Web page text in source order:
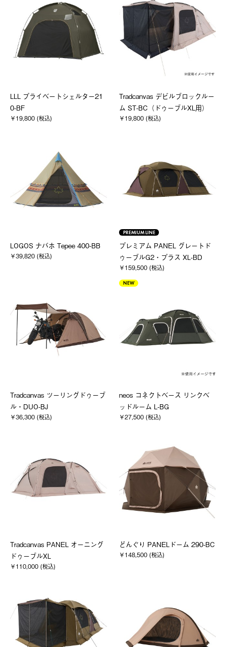
LLL プライベートシェルター21
0-BF
￥19,800 (税込)
Tradcanvas デビルブロックルー
ム ST-BC（ドゥーブルXL用）
￥19,800 (税込)
LOGOS ナバホ Tepee 400-BB
￥39,820 (税込)
PREMIUM LINE
プレミアム PANEL グレートド
ゥーブルG2・プラス XL-BD
￥159,500 (税込)
Tradcanvas ツーリングドゥーブ
ル・DUO-BJ
￥36,300 (税込)
NEW
neos コネクトベース リンクベ
ッドルーム L-BG
￥27,500 (税込)
Tradcanvas PANEL オーニング
ドゥーブルXL
￥110,000 (税込)
どんぐり PANELドーム 290-BC
￥148,500 (税込)